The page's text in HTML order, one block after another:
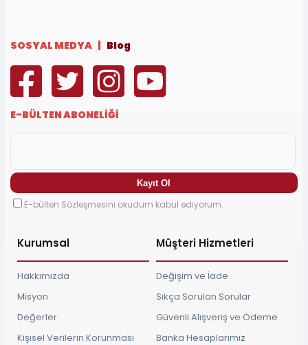
SOSYAL MEDYA | Blog
E-BÜLTEN ABONELİĞİ
E-bülten Sözleşmesini okudum kabul ediyorum.
Kurumsal
Hakkımızda
Misyon
Değerler
Kişisel Verilerin Korunması
Müşteri Hizmetleri
Değişim ve İade
Sıkça Sorulan Sorular
Güvenli Alışveriş ve Ödeme
Banka Hesaplarımız